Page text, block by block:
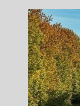
о
В
Red
Storm
Bravo